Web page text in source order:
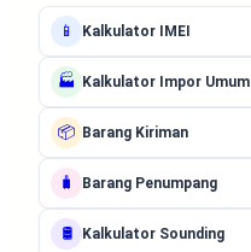
📱 Kalkulator IMEI
🏭 Kalkulator Impor Umum
📦 Barang Kiriman
🧳 Barang Penumpang
🛢️ Kalkulator Sounding